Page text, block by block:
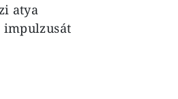
atya
impulzusát